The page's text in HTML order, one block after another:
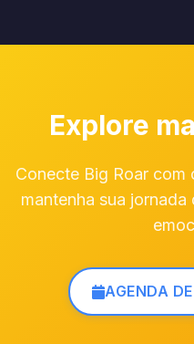
Explore
Conecte Big Roar
mantenha sua
AGENDA